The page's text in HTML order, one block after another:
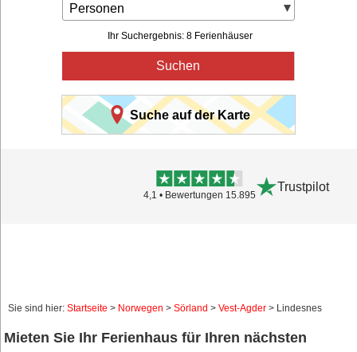
Personen
Ihr Suchergebnis: 8 Ferienhäuser
Suchen
Suche auf der Karte
4,1 • Bewertungen 15.895
Trustpilot
Sie sind hier: Startseite > Norwegen > Sörland > Vest-Agder > Lindesnes
Mieten Sie Ihr Ferienhaus für Ihren nächsten